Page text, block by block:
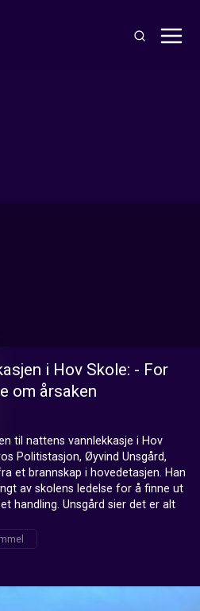
i Hov Skole: - For
om årsaken
til nattens vannlekkasje i Hov
Politistasjon, Øyvind Unsgård,
et brannskap i hovedetasjen. Han
av skolens ledelse for å finne ut
handling. Unsgård sier det er alt